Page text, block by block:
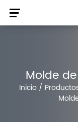
Molde
Inicio/